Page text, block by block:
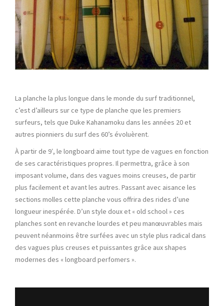
La planche la plus longue dans le monde du surf traditionnel,
c’est d’ailleurs sur ce type de planche que les premiers
surfeurs, tels que Duke Kahanamoku dans les années 20 et
autres pionniers du surf des 60’s évoluèrent.
À partir de 9′, le longboard aime tout type de vagues en fonction
de ses caractéristiques propres. Il permettra, grâce à son
imposant volume, dans des vagues moins creuses, de partir
plus facilement et avant les autres. Passant avec aisance les
sections molles cette planche vous offrira des rides d’une
longueur inespérée. D’un style doux et « old school » ces
planches sont en revanche lourdes et peu manœuvrables mais
peuvent néanmoins être surfées avec un style plus radical dans
des vagues plus creuses et puissantes grâce aux shapes
modernes des « longboard perfomers ».